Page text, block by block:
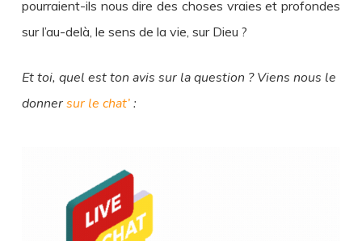
pourraient-ils nous dire des choses vraies et profondes
sur l’au-delà, le sens de la vie, sur Dieu ?
Et toi, quel est ton avis sur la question ? Viens nous le
donnersur le chat’: